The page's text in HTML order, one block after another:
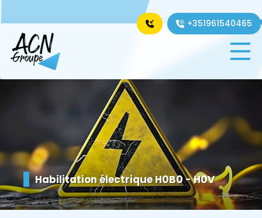
+351961540465
Dansk English
Español
Français
Română
Habilitation électrique H0B0 - H0V